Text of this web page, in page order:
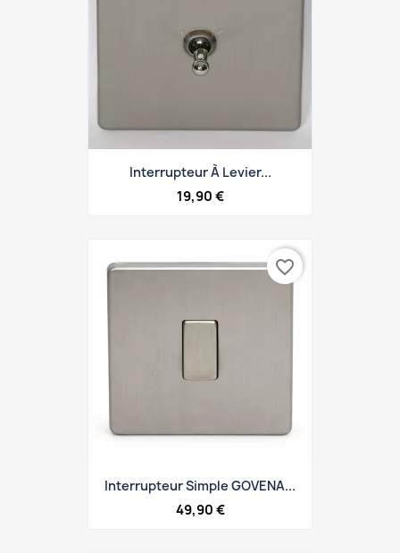
Interrupteur À Levier...
19,90 €
Interrupteur Simple GOVENA...
49,90 €
favorite_border